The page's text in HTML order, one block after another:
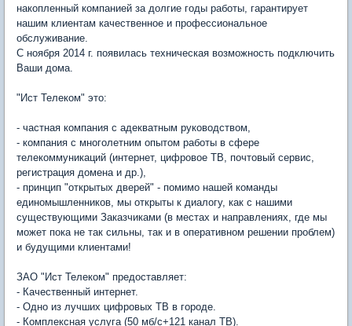
накопленный компанией за долгие годы работы, гарантирует
нашим клиентам качественное и профессиональное
обслуживание.
С ноября 2014 г. появилась техническая возможность подключить
Ваши дома.
"Ист Телеком" это:
- частная компания с адекватным руководством,
- компания с многолетним опытом работы в сфере
телекоммуникаций (интернет, цифровое ТВ, почтовый сервис,
регистрация домена и др.),
- принцип "открытых дверей" - помимо нашей команды
единомышленников, мы открыты к диалогу, как с нашими
существующими Заказчиками (в местах и направлениях, где мы
может пока не так сильны, так и в оперативном решении проблем)
и будущими клиентами!
ЗАО "Ист Телеком" предоставляет:
- Качественный интернет.
- Одно из лучших цифровых ТВ в городе.
- Комплексная услуга (50 мб/с+121 канал ТВ).